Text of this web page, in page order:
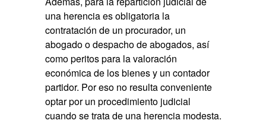
una herencia es obligatoria la
contratación de un procurador, un
abogado o despacho de abogados, así
como peritos para la valoración
económica de los bienes y un contador
partidor. Por eso no resulta conveniente
optar por un procedimiento judicial
cuando se trata de una herencia modesta.